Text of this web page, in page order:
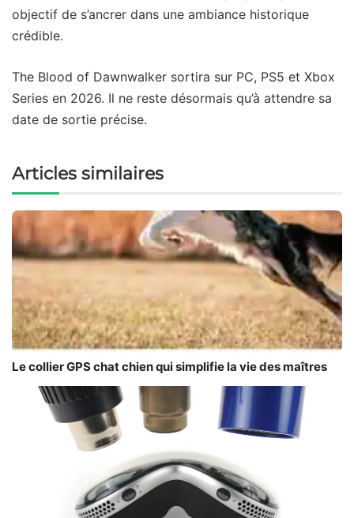
objectif de s’ancrer dans une ambiance historique
crédible.
The Blood of Dawnwalker sortira sur PC, PS5 et Xbox
Series en 2026. Il ne reste désormais qu’à attendre sa
date de sortie précise.
Articles similaires
Le collier GPS chat chien qui simplifie la vie des maîtres